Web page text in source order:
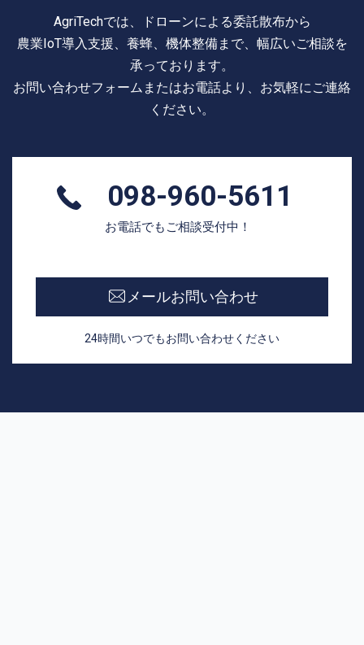
AgriTechでは、ドローンによる委託散布から
農業IoT導入支援、養蜂、機体整備まで、幅広いご相談を
承っております。
お問い合わせフォームまたはお電話より、お気軽にご連絡
ください。
098-960-5611
お電話でもご相談受付中！
メールお問い合わせ
24時間いつでもお問い合わせください